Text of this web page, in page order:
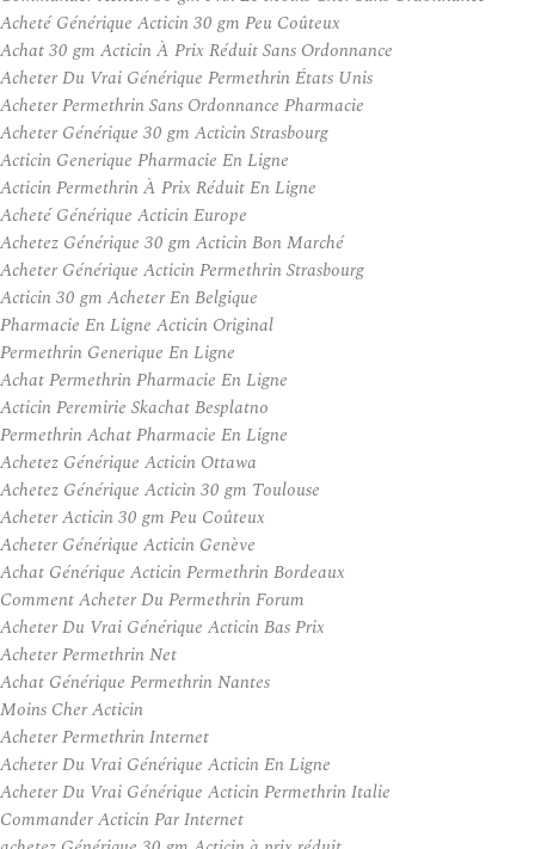
Acheté Générique Acticin 30 gm Peu Coûteux
Achat 30 gm Acticin À Prix Réduit Sans Ordonnance
Acheter Du Vrai Générique Permethrin États Unis
Acheter Permethrin Sans Ordonnance Pharmacie
Acheter Générique 30 gm Acticin Strasbourg
Acticin Generique Pharmacie En Ligne
Acticin Permethrin À Prix Réduit En Ligne
Acheté Générique Acticin Europe
Achetez Générique 30 gm Acticin Bon Marché
Acheter Générique Acticin Permethrin Strasbourg
Acticin 30 gm Acheter En Belgique
Pharmacie En Ligne Acticin Original
Permethrin Generique En Ligne
Achat Permethrin Pharmacie En Ligne
Acticin Peremirie Skachat Besplatno
Permethrin Achat Pharmacie En Ligne
Achetez Générique Acticin Ottawa
Achetez Générique Acticin 30 gm Toulouse
Acheter Acticin 30 gm Peu Coûteux
Acheter Générique Acticin Genève
Achat Générique Acticin Permethrin Bordeaux
Comment Acheter Du Permethrin Forum
Acheter Du Vrai Générique Acticin Bas Prix
Acheter Permethrin Net
Achat Générique Permethrin Nantes
Moins Cher Acticin
Acheter Permethrin Internet
Acheter Du Vrai Générique Acticin En Ligne
Acheter Du Vrai Générique Acticin Permethrin Italie
Commander Acticin Par Internet